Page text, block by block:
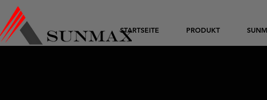
STARTSEITE PRODUKT